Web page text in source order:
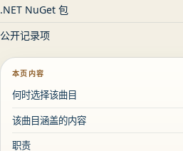
.NET NuGet 包
公开记录项
本页内容
何时选择该曲目
该曲目涵盖的内容
职责